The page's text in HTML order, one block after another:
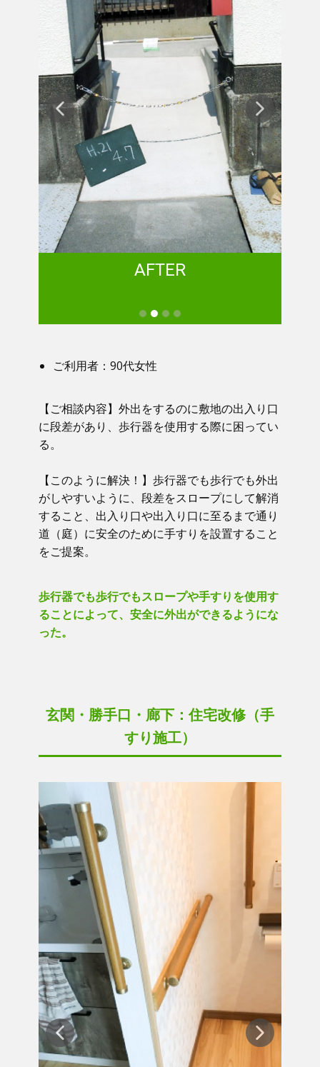
AFTER
ご利用者：​90代女性
【ご相談内容】​​ 外出をするのに敷地の出入り口
に段差があり、歩行器を使用する際に困ってい
る。
【このように解決！】​​ 歩行器でも歩行でも外出
がしやすいように、段差をスロープにして解消
すること、出入り口や出入り口に至るまで通り
道（庭）に安全のために手すりを設置すること
をご提案。
歩行器でも歩行でもスロープや手すりを使用す
ることによって、安全に外出ができるようにな
った。
玄関・勝手口・廊下：住宅改修（手
すり施工）